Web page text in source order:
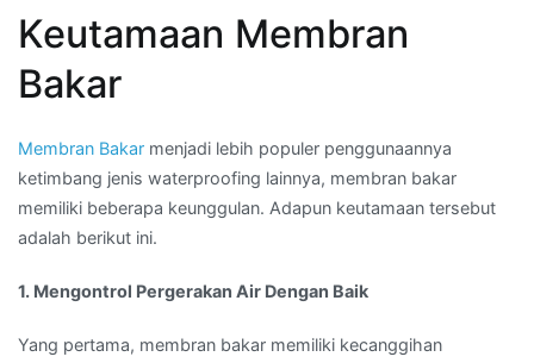
Keutamaan Membran
Bakar
Membran Bakar menjadi lebih populer penggunaannya
ketimbang jenis waterproofing lainnya, membran bakar
memiliki beberapa keunggulan. Adapun keutamaan tersebut
adalah berikut ini.
1. Mengontrol Pergerakan Air Dengan Baik
Yang pertama, membran bakar memiliki kecanggihan